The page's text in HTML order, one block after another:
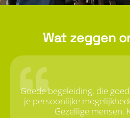
Wat zeggen
Goede begeleiding, die
je persoonlijke
Gezellige mensen.